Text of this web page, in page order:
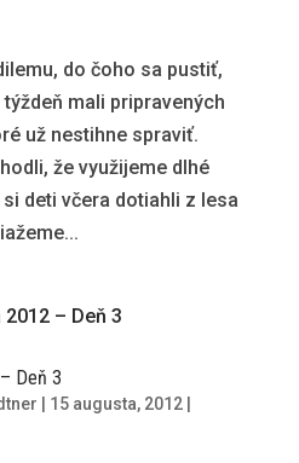
do čoho sa pustiť,
mali pripravených
už nestihne spraviť.
že využijeme dlhé
deti včera dotiahli z lesa
Deň 3
15 augusta, 2012|